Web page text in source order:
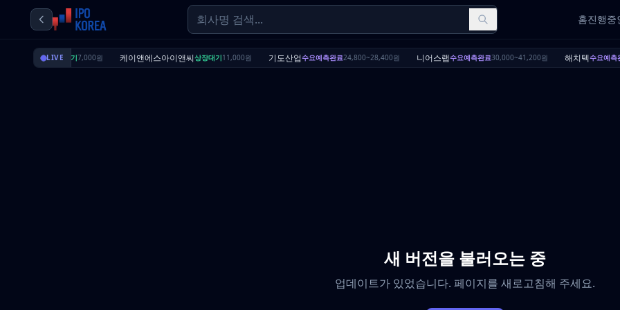
홈진행중
LIVE
딜리셔스상장대기7,000원 케이앤에스아이앤씨상장대기11,000원 기도산업수요예측완료24,800~28,400원 니어스랩수요예측완료30,000~41,200원 해치텍수요예측
새 버전을 불러오는 중
업데이트가 있었습니다. 페이지를 새로고침해 주세요.